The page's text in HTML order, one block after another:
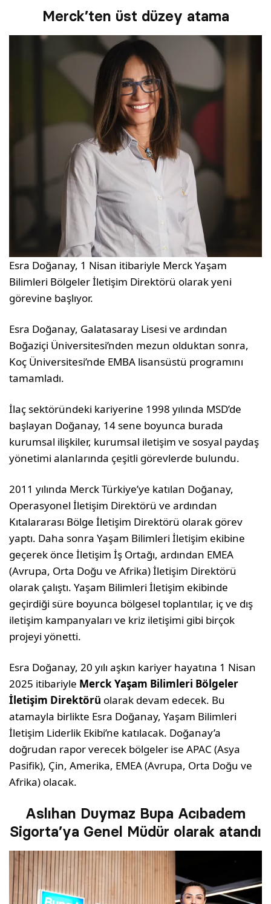
Merck’ten üst düzey atama
Esra Doğanay, 1 Nisan itibariyle Merck Yaşam
Bilimleri Bölgeler İletişim Direktörü olarak yeni
görevine başlıyor.
Esra Doğanay, Galatasaray Lisesi ve ardından
Boğaziçi Üniversitesi’nden mezun olduktan sonra,
Koç Üniversitesi’nde EMBA lisansüstü programını
tamamladı.
İlaç sektöründeki kariyerine 1998 yılında MSD’de
başlayan Doğanay, 14 sene boyunca burada
kurumsal ilişkiler, kurumsal iletişim ve sosyal paydaş
yönetimi alanlarında çeşitli görevlerde bulundu.
2011 yılında Merck Türkiye’ye katılan Doğanay,
Operasyonel İletişim Direktörü ve ardından
Kıtalararası Bölge İletişim Direktörü olarak görev
yaptı. Daha sonra Yaşam Bilimleri İletişim ekibine
geçerek önce İletişim İş Ortağı, ardından EMEA
(Avrupa, Orta Doğu ve Afrika) İletişim Direktörü
olarak çalıştı. Yaşam Bilimleri İletişim ekibinde
geçirdiği süre boyunca bölgesel toplantılar, iç ve dış
iletişim kampanyaları ve kriz iletişimi gibi birçok
projeyi yönetti.
Esra Doğanay, 20 yılı aşkın kariyer hayatına 1 Nisan
2025 itibariyle Merck Yaşam Bilimleri Bölgeler
İletişim Direktörü olarak devam edecek. Bu
atamayla birlikte Esra Doğanay, Yaşam Bilimleri
İletişim Liderlik Ekibi’ne katılacak. Doğanay’a
doğrudan rapor verecek bölgeler ise APAC (Asya
Pasifik), Çin, Amerika, EMEA (Avrupa, Orta Doğu ve
Afrika) olacak.
Aslıhan Duymaz Bupa Acıbadem
Sigorta’ya Genel Müdür olarak atandı